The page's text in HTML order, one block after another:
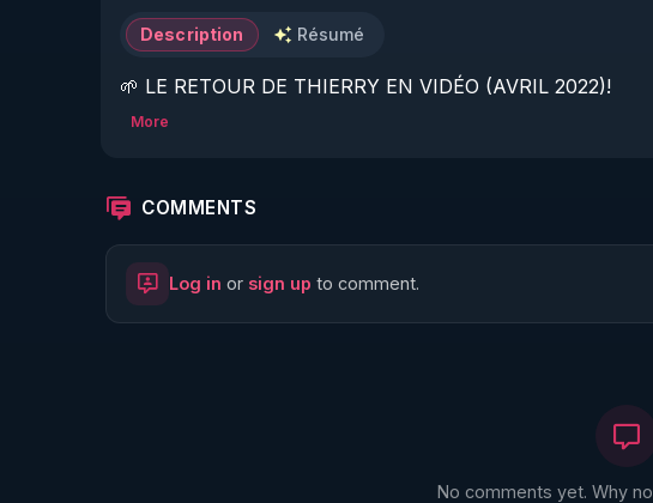
Description Résumé
🌱 LE RETOUR DE THIERRY EN VIDÉO (AVRIL 2022)!
🌱 LE MAGAZINE RÉGÉNÈRE
http://rgnr.li/ymag
More
COMMENTS
Log in or sign up to comment.
No comments yet. Why